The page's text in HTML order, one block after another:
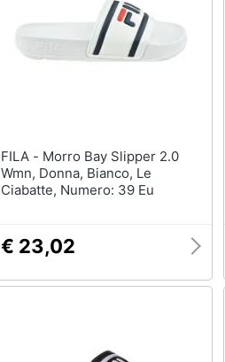
FILA - Morro Bay Slipper 2.0
Wmn, Donna, Bianco, Le
Ciabatte, Numero: 39 Eu
€ 23,02